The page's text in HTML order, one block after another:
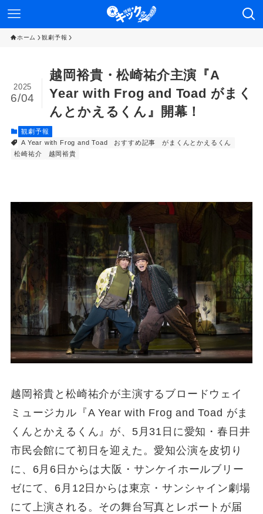
ホーム 観劇予報
越岡裕貴・松崎祐介主演『A
Year with Frog and Toad がまく
んとかえるくん』開幕！
2025
6/04
観劇予報
A Year with Frog and Toad
おすすめ記事
がまくんとかえるくん
松崎祐介
越岡裕貴
越岡裕貴と松崎祐介が主演するブロードウェイ
ミュージカル『A Year with Frog and Toad がま
くんとかえるくん』が、5月31日に愛知・春日井
市民会館にて初日を迎えた。愛知公演を皮切り
に、6月6日からは大阪・サンケイホールブリー
ゼにて、6月12日からは東京・サンシャイン劇場
にて上演される。その舞台写真とレポートが届